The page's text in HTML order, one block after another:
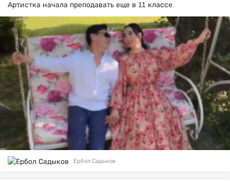
Артистка начала преподавать еще в 11 классе.
Ербол Садыков